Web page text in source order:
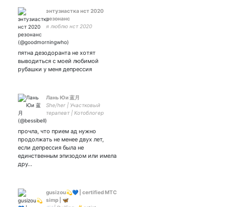
энтузиастка нст 2020
резонанс
я люблю нст 2020
пятна дезодоранта не хотят
выводиться с моей любимой
рубашки у меня депрессия
Лань Юи 蓝月
She/her | Участковый
терапевт | Котоблогер
#FCBayern 🇩🇪, #МаксФрай
#Muse #ПерсиДжексон
#GenshinImpact На еду:
89204328275
прочла, что прием ад нужно
продолжать не менее двух лет,
если депрессия была не
единственным эпизодом или имела
дру…
gusizou💫💙 | certified MTC
simp | 🦋